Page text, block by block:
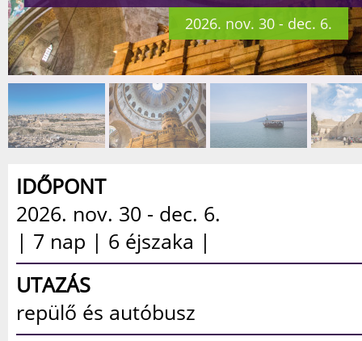
2026. nov. 30 - dec. 6.
IDŐPONT
2026. nov. 30 - dec. 6.
| 7 nap | 6 éjszaka |
UTAZÁS
repülő és autóbusz